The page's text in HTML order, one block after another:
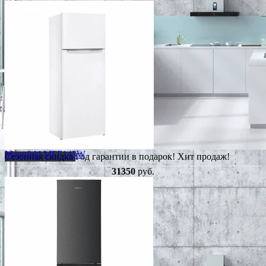
Сезонная скидкаГод гарантии в подарок!Хит продаж!
Maunfeld MFF143W
31350руб.